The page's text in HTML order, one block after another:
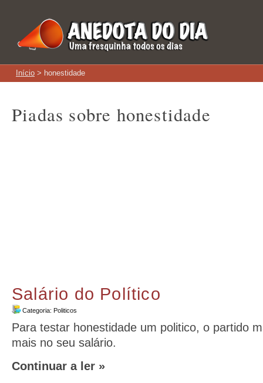
Início > honestidade
Piadas sobre honestidade
Salário do Político
Categoria: Politicos
Para testar honestidade um politico, o partido
mais no seu salário.
Continuar a ler »